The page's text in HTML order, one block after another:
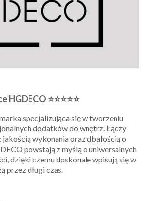
⭐⭐⭐⭐⭐
specjalizująca się w tworzeniu
dodatków do wnętrz. Łączy
jakością wykonania oraz dbałością o
powstają z myślą o uniwersalnych
dzięki czemu doskonale wpisują się w
przez długi czas.